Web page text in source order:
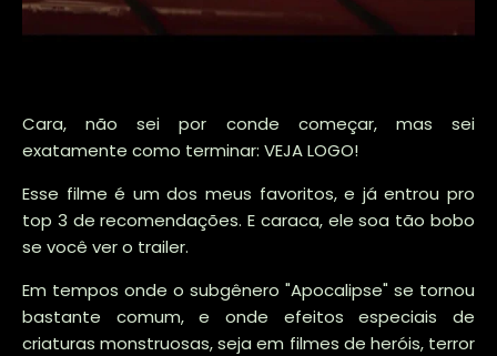
Cara, não sei por conde começar, mas sei
exatamente como terminar: VEJA LOGO!
Esse filme é um dos meus favoritos, e já entrou pro
top 3 de recomendações. E caraca, ele soa tão bobo
se você ver o trailer.
Em tempos onde o subgênero "Apocalipse" se tornou
bastante comum, e onde efeitos especiais de
criaturas monstruosas, seja em filmes de heróis, terror